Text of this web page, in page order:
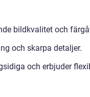
bildkvalitet och
och skarpa detaljer.
och erbjuder